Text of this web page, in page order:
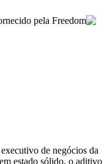
executivo de negócios da
estado sólido, o aditivo